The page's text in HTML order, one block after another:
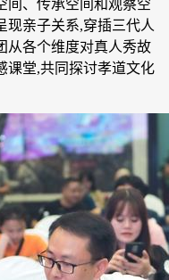
间、传承空间和观察空
现亲子关系,穿插三代人
从各个维度对真人秀故
课堂,共同探讨孝道文化